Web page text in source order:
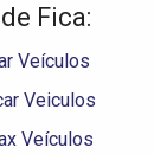
Fica:
Veículos
Veiculos
Veículos